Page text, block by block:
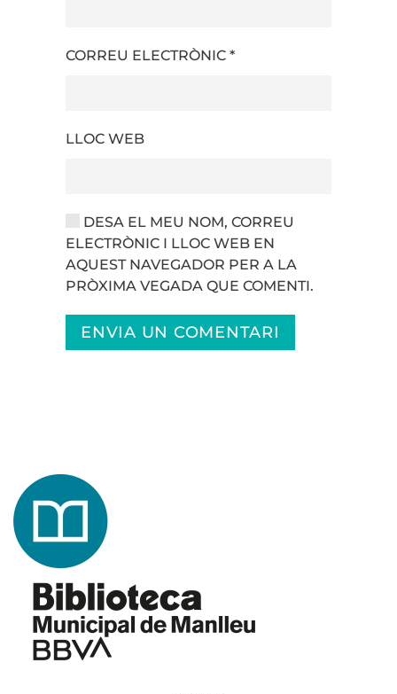
CORREU ELECTRÒNIC *
LLOC WEB
DESA EL MEU NOM, CORREU
ELECTRÒNIC I LLOC WEB EN
AQUEST NAVEGADOR PER A LA
PRÒXIMA VEGADA QUE COMENTI.
ENVIA UN COMENTARI